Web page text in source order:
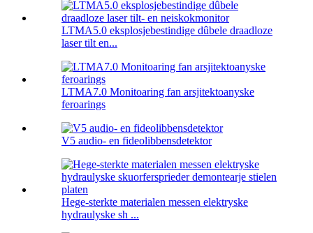
LTMA5.0 eksplosjebestindige dûbele draadloze
laser tilt en...
LTMA7.0 Monitoaring fan arsjitektoanyske
feroarings
V5 audio- en fideolibbensdetektor
Hege-sterkte materialen messen elektryske
hydraulyske sh ...